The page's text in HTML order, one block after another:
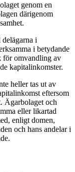
genom en
därigenom
i
i betydande
för omvandling av
kapitalinkomster.
heller tas ut av
eftersom
Ägarbolaget och
eller likartad
enligt domen,
och hans andelar i